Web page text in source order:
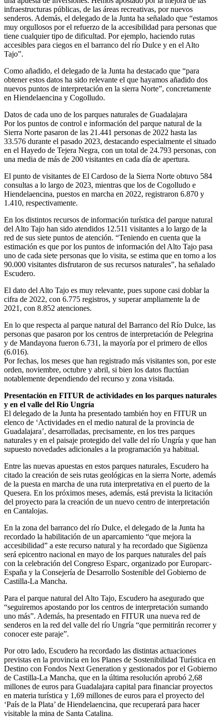
infraestructuras públicas, de las áreas recreativas, por nuevos
senderos. Además, el delegado de la Junta ha señalado que “estamos
muy orgullosos por el refuerzo de la accesibilidad para personas que
tiene cualquier tipo de dificultad. Por ejemplo, haciendo rutas
accesibles para ciegos en el barranco del río Dulce y en el Alto
Tajo”.
Como añadido, el delegado de la Junta ha destacado que “para
obtener estos datos ha sido relevante el que hayamos añadido dos
nuevos puntos de interpretación en la sierra Norte”, concretamente
en Hiendelaencina y Cogolludo.
Datos de cada uno de los parques naturales de Guadalajara
Por los puntos de control e información del parque natural de la
Sierra Norte pasaron de las 21.441 personas de 2022 hasta las
33.576 durante el pasado 2023, destacando especialmente el situado
en el Hayedo de Tejera Negra, con un total de 24.793 personas, con
una media de más de 200 visitantes en cada día de apertura.
El punto de visitantes de El Cardoso de la Sierra Norte obtuvo 584
consultas a lo largo de 2023, mientras que los de Cogolludo e
Hiendelaencina, puestos en marcha en 2022, registraron 6.870 y
1.410, respectivamente.
En los distintos recursos de información turística del parque natural
del Alto Tajo han sido atendidos 12.511 visitantes a lo largo de la
red de sus siete puntos de atención. “Teniendo en cuenta que la
estimación es que por los puntos de información del Alto Tajo pasa
uno de cada siete personas que lo visita, se estima que en torno a los
90.000 visitantes disfrutaron de sus recursos naturales”, ha señalado
Escudero.
El dato del Alto Tajo es muy relevante, pues supone casi doblar la
cifra de 2022, con 6.775 registros, y superar ampliamente la de
2021, con 8.852 atenciones.
En lo que respecta al parque natural del Barranco del Río Dulce, las
personas que pasaron por los centros de interpretación de Pelegrina
y de Mandayona fueron 6.731, la mayoría por el primero de ellos
(6.016).
Por fechas, los meses que han registrado más visitantes son, por este
orden, noviembre, octubre y abril, si bien los datos fluctúan
notablemente dependiendo del recurso y zona visitada.
Presentación en FITUR de actividades en los parques naturales
y en el valle del Río Ungría
El delegado de la Junta ha presentado también hoy en FITUR un
elenco de ‘Actividades en el medio natural de la provincia de
Guadalajara’, desarrolladas, precisamente, en los tres parques
naturales y en el paisaje protegido del valle del río Ungría y que han
supuesto novedades adicionales a la programación ya habitual.
Entre las nuevas apuestas en estos parques naturales, Escudero ha
citado la creación de seis rutas geológicas en la sierra Norte, además
de la puesta en marcha de una ruta interpretativa en el puerto de la
Quesera. En los próximos meses, además, está prevista la licitación
del proyecto para la creación de un nuevo centro de interpretación
en Cantalojas.
En la zona del barranco del río Dulce, el delegado de la Junta ha
recordado la habilitación de un aparcamiento “que mejora la
accesibilidad” a este recurso natural y ha recordado que Sigüenza
será epicentro nacional en mayo de los parques naturales del país
con la celebración del Congreso Esparc, organizado por Europarc-
España y la Consejería de Desarrollo Sostenible del Gobierno de
Castilla-La Mancha.
Para el parque natural del Alto Tajo, Escudero ha asegurado que
“seguiremos apostando por los centros de interpretación sumando
uno más”. Además, ha presentado en FITUR una nueva red de
senderos en la red del valle del río Ungría “que permitirán recorrer y
conocer este paraje”.
Por otro lado, Escudero ha recordado las distintas actuaciones
previstas en la provincia en los Planes de Sostenibilidad Turística en
Destino con Fondos Next Generation y gestionados por el Gobierno
de Castilla-La Mancha, que en la última resolución aprobó 2,68
millones de euros para Guadalajara capital para financiar proyectos
en materia turística y 1,69 millones de euros para el proyecto del
‘País de la Plata’ de Hiendelaencina, que recuperará para hacer
visitable la mina de Santa Catalina.